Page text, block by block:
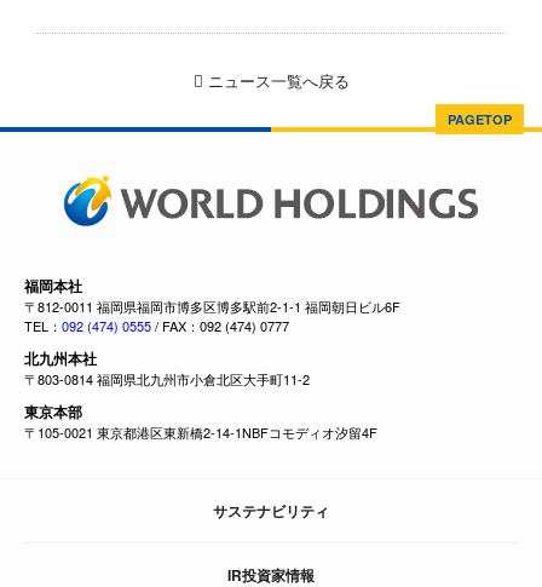
ニュース一覧へ戻る
PAGETOP
福岡本社
〒812-0011 福岡県福岡市博多区博多駅前2-1-1 福岡朝日ビル6F
TEL： 092 (474) 0555/ FAX：092 (474) 0777
北九州本社
〒803-0814 福岡県北九州市小倉北区大手町11-2
東京本部
〒105-0021 東京都港区東新橋2-14-1NBFコモディオ汐留4F
サステナビリティ
IR投資家情報